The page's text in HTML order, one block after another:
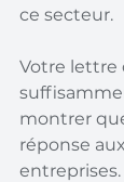
ce secteur.
Votre lettre
montrer
réponse
entreprises.